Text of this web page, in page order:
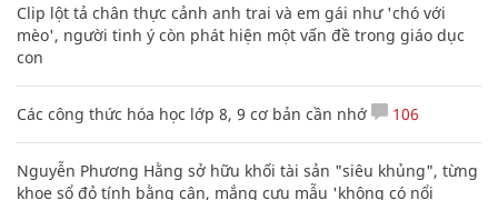
Clip lột tả chân thực cảnh anh trai và em gái như 'chó với
mèo', người tinh ý còn phát hiện một vấn đề trong giáo dục
con
Các công thức hóa học lớp 8, 9 cơ bản cần nhớ 106
Nguyễn Phương Hằng sở hữu khối tài sản "siêu khủng", từng
khoe sổ đỏ tính bằng cân, mắng cựu mẫu 'không có nổi